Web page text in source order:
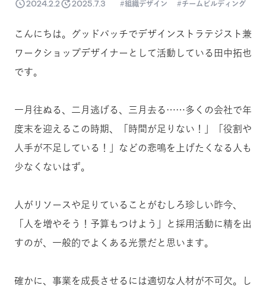
2024.2.2 2025.7.3 組織デザイン チームビルディング
こんにちは。グッドパッチでデザインストラテジスト兼
ワークショップデザイナーとして活動している田中拓也
です。
一月往ぬる、二月逃げる、三月去る……多くの会社で年
度末を迎えるこの時期、「時間が足りない！」「役割や
人手が不足している！」などの悲鳴を上げたくなる人も
少なくないはず。
人がリソースや足りていることがむしろ珍しい昨今、
「人を増やそう！予算もつけよう」と採用活動に精を出
すのが、一般的でよくある光景だと思います。
確かに、事業を成長させるには適切な人材が不可欠。し